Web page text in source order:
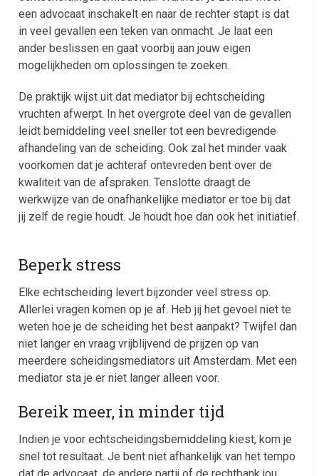
een advocaat inschakelt en naar de rechter stapt is dat
in veel gevallen een teken van onmacht. Je laat een
ander beslissen en gaat voorbij aan jouw eigen
mogelijkheden om oplossingen te zoeken.
De praktijk wijst uit dat mediator bij echtscheiding
vruchten afwerpt. In het overgrote deel van de gevallen
leidt bemiddeling veel sneller tot een bevredigende
afhandeling van de scheiding. Ook zal het minder vaak
voorkomen dat je achteraf ontevreden bent over de
kwaliteit van de afspraken. Tenslotte draagt de
werkwijze van de onafhankelijke mediator er toe bij dat
jij zelf de regie houdt. Je houdt hoe dan ook het initiatief.
Beperk stress
Elke echtscheiding levert bijzonder veel stress op.
Allerlei vragen komen op je af. Heb jij het gevoel niet te
weten hoe je de scheiding het best aanpakt? Twijfel dan
niet langer en vraag vrijblijvend de prijzen op van
meerdere scheidingsmediators uit Amsterdam. Met een
mediator sta je er niet langer alleen voor.
Bereik meer, in minder tijd
Indien je voor echtscheidingsbemiddeling kiest, kom je
snel tot resultaat. Je bent niet afhankelijk van het tempo
dat de advocaat, de andere partij of de rechtbank jou